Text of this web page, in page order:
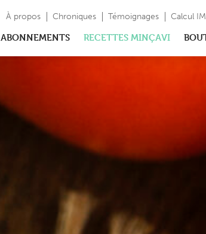
À propos Chroniques Témoignages Calcul
ABONNEMENTS RECETTES MINÇAVI